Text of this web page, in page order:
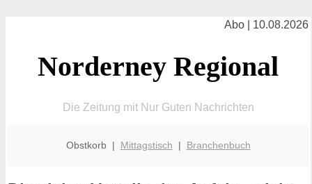
Abo | 10.08.2026
Norderney Regional
Die Zeitung mit Nur Guten Nachrichten
Obstkorb | Mittagstisch | Branchenbuch